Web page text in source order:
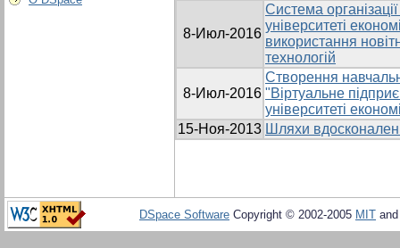
8-Июл-2016
Система
університеті
використання
технологій
8-Июл-2016
Створення
"Віртуальне
університеті
15-Ноя-2013 Шляхи
DSpace Software Copyright © 2002-2005 MIT